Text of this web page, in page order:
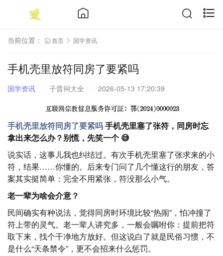
当前位置： 首页 国学资讯
手机壳里放符同房了要紧吗
国学资讯 子晋祠大全 2026-05-13 17:20:39
手机壳里放符同房了要紧吗手机壳里塞了张符，同房时忘
拿出来怎么办？别慌，先笑一个 😅
说实话，这事儿我也纠结过。有次手机壳里塞了张求来的小
符，结果……你懂的。后来专门问了几个懂这行的朋友，答
案其实挺简单：完全不用紧张，符没那么小气。
老一辈为啥会介意？
民间确实有种说法，觉得同房时环境比较“热闹”，怕冲撞了
符上带的灵气。老一辈人讲究多，一般会嘱咐你：提前把符
取下来，找个干净地方放好。但这说白了就是民俗习惯，不
是什么“天条禁令”，更不会招来什么惩罚。